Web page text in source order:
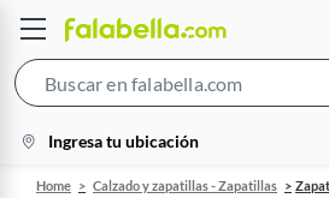
Bar
location-
icon
Ingresa tu ubicación
Home Calzado y zapatillas - Zapatillas